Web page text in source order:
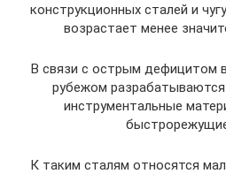
конструкционных сталей и
возрастает менее
В связи с острым дефицитом
рубежом
инструмен­тальные
К таким сталям относятся